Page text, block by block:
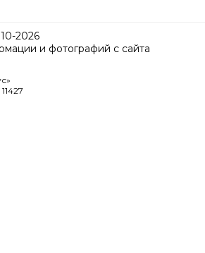
2026
и фотографий с сайта